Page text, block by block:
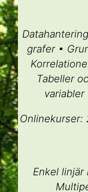
grafer •
Tabeller
Onlinekurser:
Enkel